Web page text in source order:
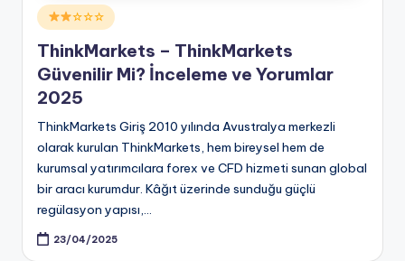
Posted
in
☆☆☆
ThinkMarkets – ThinkMarkets
Güvenilir Mi? İnceleme ve Yorumlar
2025
ThinkMarkets Giriş 2010 yılında Avustralya merkezli
olarak kurulan ThinkMarkets, hem bireysel hem de
kurumsal yatırımcılara forex ve CFD hizmeti sunan global
bir aracı kurumdur. Kâğıt üzerinde sunduğu güçlü
regülasyon yapısı,…
23/04/2025